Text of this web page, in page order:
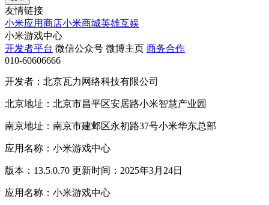
友情链接
小米应用商店小米商城英雄互娱
小米游戏中心
开发者平台 微信公众号 微博主页 商务合作
010-60606666
开发者：北京瓦力网络科技有限公司
北京地址：北京市昌平区安居路小米智慧产业园
南京地址：南京市建邺区永初路37号小米华东总部
应用名称：小米游戏中心
版本：13.5.0.70 更新时间：2025年3月24日
应用名称：小米游戏中心